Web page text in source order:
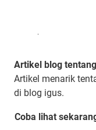
.
Artikel blog
Artikel menarik
di blog igus.
Coba lihat